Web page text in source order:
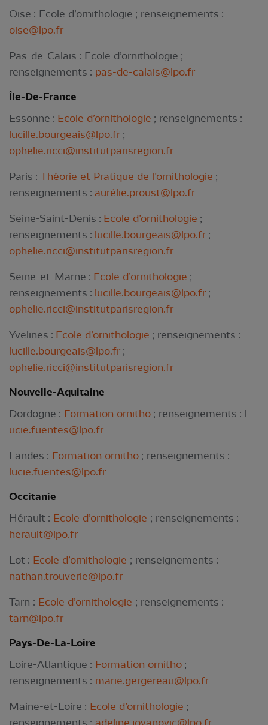
Oise : Ecole d’ornithologie ; renseignements :
oise@lpo.fr
Pas-de-Calais : Ecole d’ornithologie ;
renseignements : pas-de-calais@lpo.fr
Île-De-France
Essonne : Ecole d’ornithologie ; renseignements :
lucille.bourgeais@lpo.fr ;
ophelie.ricci@institutparisregion.fr
Paris : Théorie et Pratique de l’ornithologie ;
renseignements : aurélie.proust@lpo.fr
Seine-Saint-Denis : Ecole d’ornithologie ;
renseignements : lucille.bourgeais@lpo.fr ;
ophelie.ricci@institutparisregion.fr
Seine-et-Marne : Ecole d’ornithologie ;
renseignements : lucille.bourgeais@lpo.fr ;
ophelie.ricci@institutparisregion.fr
Yvelines : Ecole d’ornithologie ; renseignements :
lucille.bourgeais@lpo.fr ;
ophelie.ricci@institutparisregion.fr
Nouvelle-Aquitaine
Dordogne : Formation ornitho ; renseignements : l
ucie.fuentes@lpo.fr
Landes : Formation ornitho ; renseignements :
lucie.fuentes@lpo.fr
Occitanie
Hérault : Ecole d’ornithologie ; renseignements :
herault@lpo.fr
Lot : Ecole d’ornithologie ; renseignements :
nathan.trouverie@lpo.fr
Tarn : Ecole d’ornithologie ; renseignements :
tarn@lpo.fr
Pays-De-La-Loire
Loire-Atlantique : Formation ornitho ;
renseignements : marie.gergereau@lpo.fr
Maine-et-Loire : Ecole d’ornithologie ;
renseignements : adeline.jovanovic@lpo.fr